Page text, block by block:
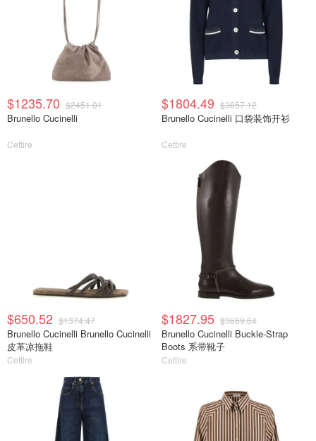
$1235.70 $2451.01
Brunello Cucinelli
Cettire
$1804.49 $3857.12
Brunello Cucinelli 口袋装饰开衫
Cettire
$650.52 $1374.47
Brunello Cucinelli Brunello Cucinelli
皮革凉拖鞋
Cettire
$1827.95 $3669.64
Brunello Cucinelli Buckle-Strap
Boots 系带靴子
Cettire